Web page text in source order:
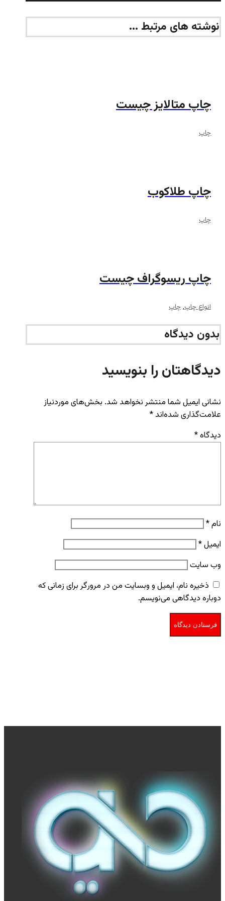
نوشته های مرتبط ...
چاپ متالایز چیست
چاپ
چاپ طلاکوب
چاپ
چاپ ریسوگراف چیست
انواع چاپ,چاپ
بدون دیدگاه
دیدگاهتان را بنویسید
نشانی ایمیل شما منتشر نخواهد شد. بخش‌های موردنیاز
علامت‌گذاری شده‌اند *
دیدگاه*
نام*
ایمیل*
وب‌ سایت
ذخیره نام، ایمیل و وبسایت من در مرورگر برای زمانی که
دوباره دیدگاهی می‌نویسم.